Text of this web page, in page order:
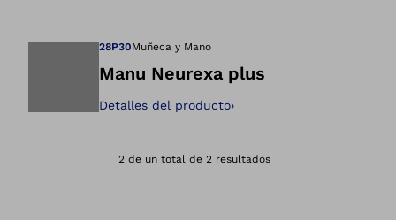
28P30Muñeca y Mano
Manu Neurexa plus
Detalles del producto›
2 de un total de 2 resultados